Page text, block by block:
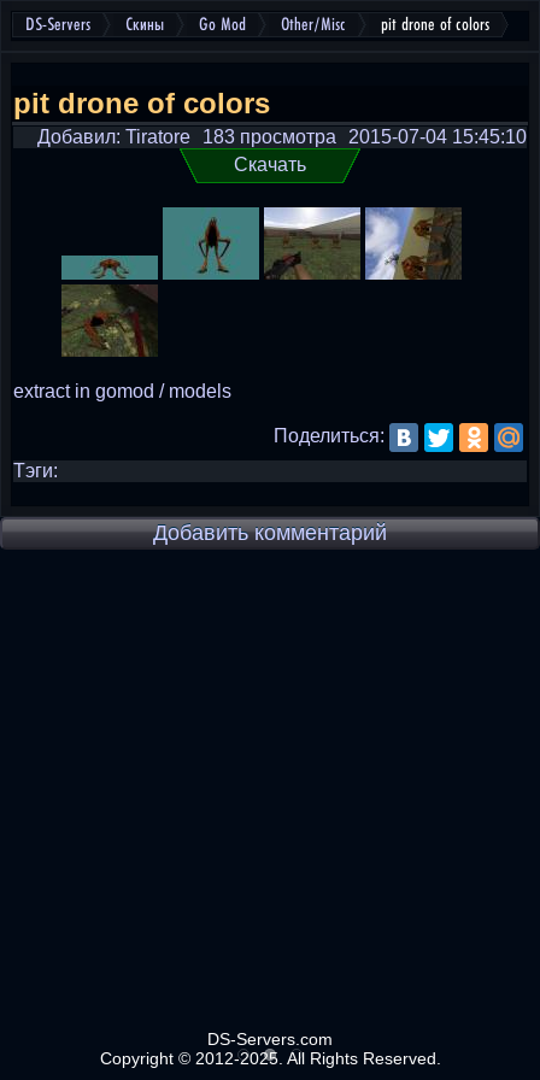
DS-Servers Скины Go Mod Other/Misc pit drone of colors
pit drone of colors
Добавил: Tiratore 2015-07-04 15:45:10
183 просмотра
Скачать
extract in gomod / models
Поделиться:
Тэги:
Добавить комментарий
DS-Servers.com
Copyright © 2012-2025. All Rights Reserved.